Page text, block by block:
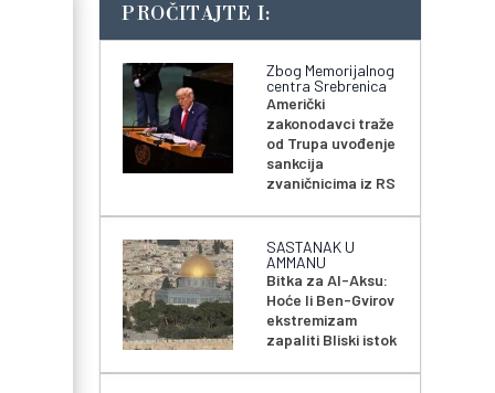
PROČITAJTE I:
Zbog Memorijalnog
centra Srebrenica
Američki
zakonodavci traže
od Trupa uvođenje
sankcija
zvaničnicima iz RS
SASTANAK U
AMMANU
Bitka za Al-Aksu:
Hoće li Ben-Gvirov
ekstremizam
zapaliti Bliski istok